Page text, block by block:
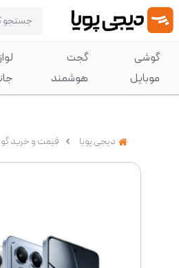
گوشی
موبایل
گجت
هوشمند
دیجی پویا قیمت و خرید